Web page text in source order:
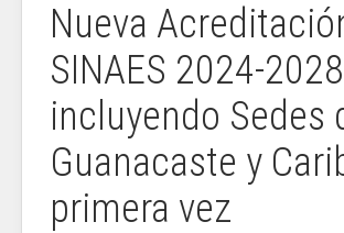
Nueva
SINAES 2024-
incluyendo Sedes
Guanacaste y
primera vez